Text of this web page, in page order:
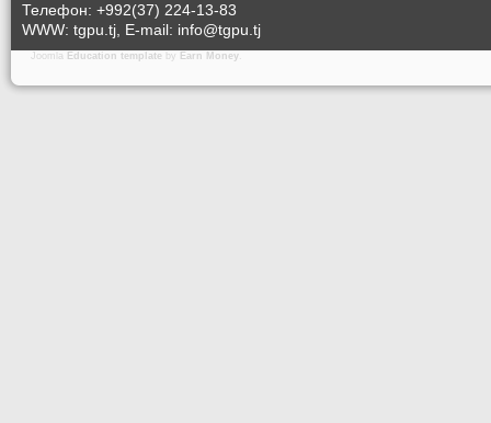
Телефон: +992(37) 224-13-83
WWW: tgpu.tj, E-mail: info@tgpu.tj
Joomla Education template by Earn Money